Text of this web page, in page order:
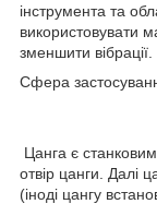
інструмента та
використовувати
зменшити вібрації.
Сфера
Цанга є
отвір цанги. Далі
(іноді цангу